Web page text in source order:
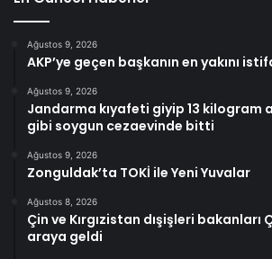
Ağustos 9, 2026
AKP’ye geçen başkanın en yakını
Ağustos 9, 2026
Jandarma kıyafeti giyip 13 kilogram
gibi soygun cezaevinde bitti
Ağustos 9, 2026
Zonguldak’ta TOKİ ile Yeni Yuvalar
Ağustos 8, 2026
Çin ve Kırgızistan dışişleri
araya geldi